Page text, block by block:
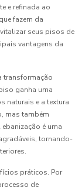
e refinada ao
fazem da
seus pisos de
vantagens da
transformação
ganha uma
naturais e a textura
mas também
é uma
tornando-
práticos. Por
de